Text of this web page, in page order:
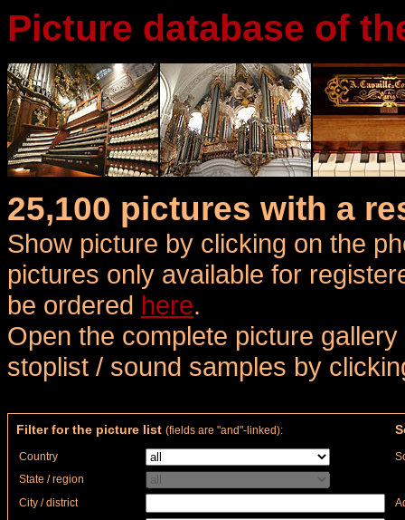
Picture database of
25,100 pictures with a
Show picture by clicking on the
pictures only available for
be ordered here.
Open the complete picture
stoplist / sound samples by
Filter for the picture list (fields are "and"-linked):
Country
State / region
City / district